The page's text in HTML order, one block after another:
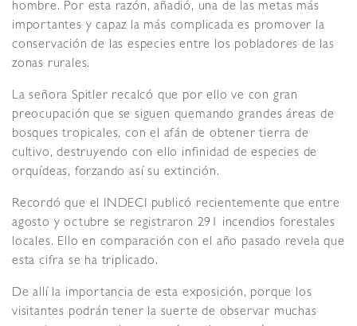
hombre. Por esta razón, añadió, una de las metas más
importantes y capaz la más complicada es promover la
conservación de las especies entre los pobladores de las
zonas rurales.
La señora Spitler recalcó que por ello ve con gran
preocupación que se siguen quemando grandes áreas de
bosques tropicales, con el afán de obtener tierra de
cultivo, destruyendo con ello infinidad de especies de
orquídeas, forzando así su extinción.
Recordó que el INDECI publicó recientemente que entre
agosto y octubre se registraron 291 incendios forestales
locales. Ello en comparación con el año pasado revela que
esta cifra se ha triplicado.
De allí la importancia de esta exposición, porque los
visitantes podrán tener la suerte de observar muchas